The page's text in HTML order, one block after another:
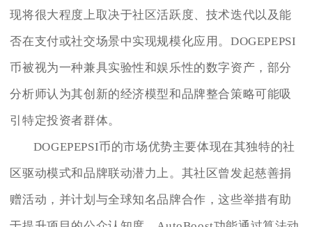
现将很大程度上取决于社区活跃度、技术迭代以及能
否在支付或社交场景中实现规模化应用。DOGEPEPSI
币被视为一种兼具实验性和娱乐性的数字资产，部分
分析师认为其创新的经济模型和品牌整合策略可能吸
引特定投资者群体。
DOGEPEPSI币的市场优势主要体现在其独特的社
区驱动模式和品牌联动潜力上。其社区曾发起慈善捐
赠活动，并计划与全球知名品牌合作，这些举措有助